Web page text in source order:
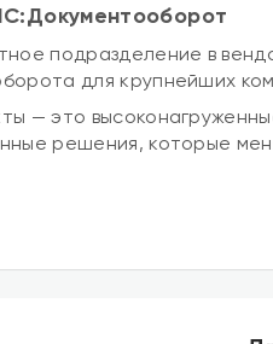
подразделение в
для крупнейших
— это
решения, которые